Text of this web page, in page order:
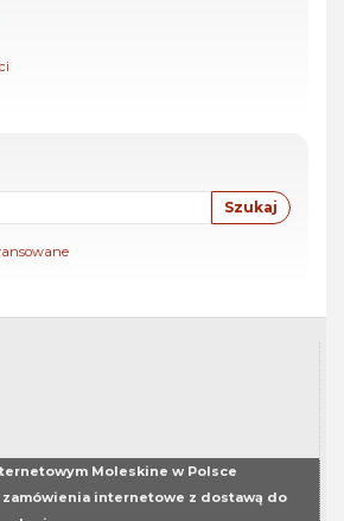
Moleskine w Polsce
zamówienia internetowe z dostawą do